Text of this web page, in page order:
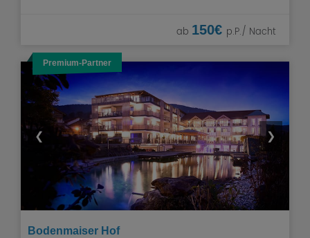
ab 150€ p.P./ Nacht
Premium-Partner
❮ ❯
Bodenmaiser Hof